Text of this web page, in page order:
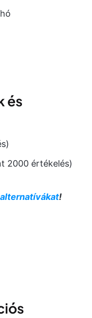
és
2000 értékelés)
!